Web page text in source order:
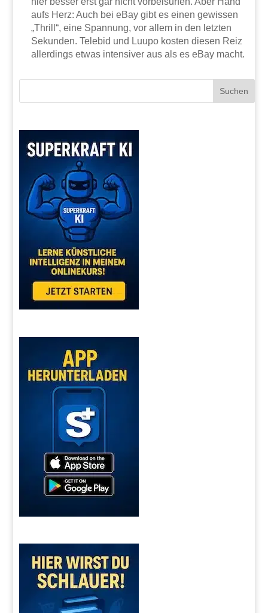
aufs Herz: Auch bei eBay gibt es einen gewissen
„Thrill“, eine Spannung, vor allem in den letzten
Sekunden. Telebid und Luupo kosten diesen Reiz
allerdings etwas intensiver aus als es eBay macht.